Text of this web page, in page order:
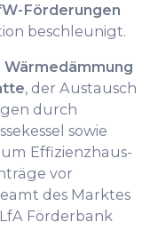
Förderungen
beschleunigt.
Wärmedämmung
, der Austausch
durch
sowie
Effizienzhaus-
vor
des Marktes
Förderbank